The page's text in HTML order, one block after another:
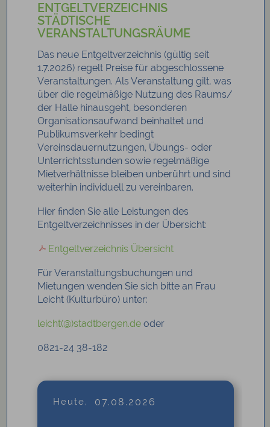
ENTGELTVERZEICHNIS
STÄDTISCHE
VERANSTALTUNGSRÄUME
Das neue Entgeltverzeichnis (gültig seit
1.7.2026) regelt Preise für abgeschlossene
Veranstaltungen. Als Veranstaltung gilt, was
über die regelmäßige Nutzung des Raums/
der Halle hinausgeht, besonderen
Organisationsaufwand beinhaltet und
Publikumsverkehr bedingt
Vereinsdauernutzungen, Übungs- oder
Unterrichtsstunden sowie regelmäßige
Mietverhältnisse bleiben unberührt und sind
weiterhin individuell zu vereinbaren.
Hier finden Sie alle Leistungen des
Entgeltverzeichnisses in der Übersicht:
Entgeltverzeichnis Übersicht
Für Veranstaltungsbuchungen und
Mietungen wenden Sie sich bitte an Frau
Leicht (Kulturbüro) unter:
leicht(@)stadtbergen.de oder
0821-24 38-182
Heute, 07.08.2026